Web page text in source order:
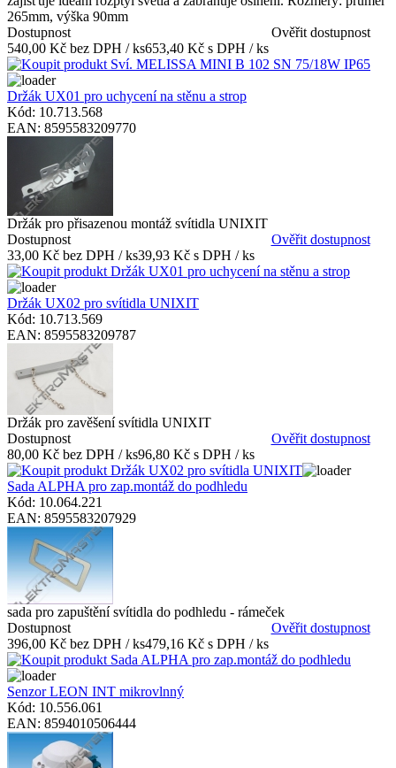
265mm, výška 90mm
Dostupnost
Ověřit dostupnost
540,00 Kč bez DPH / ks653,40 Kč s DPH / ks
Držák UX01 pro uchycení na stěnu a strop
Kód: 10.713.568
EAN: 8595583209770
Držák pro přisazenou montáž svítidla UNIXIT
Dostupnost
Ověřit dostupnost
33,00 Kč bez DPH / ks39,93 Kč s DPH / ks
Držák UX02 pro svítidla UNIXIT
Kód: 10.713.569
EAN: 8595583209787
Držák pro zavěšení svítidla UNIXIT
Dostupnost
Ověřit dostupnost
80,00 Kč bez DPH / ks96,80 Kč s DPH / ks
Sada ALPHA pro zap.montáž do podhledu
Kód: 10.064.221
EAN: 8595583207929
sada pro zapuštění svítidla do podhledu - rámeček
Dostupnost
Ověřit dostupnost
396,00 Kč bez DPH / ks479,16 Kč s DPH / ks
Senzor LEON INT mikrovlnný
Kód: 10.556.061
EAN: 8594010506444